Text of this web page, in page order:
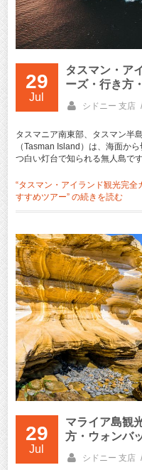
29
Jul
タスマン・ア
ーズ・行き方
シドニー 支店
タスマニア南東部、タスマン半
（Tasman Island）は、海面か
つ白い灯台で知られる無人島で
“タスマン・アイランド観光完
すすめツアー” の続きを読む
29
Jul
マライア島観
方・ウォンバ
シドニー 支店